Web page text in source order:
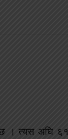
। त्यस अघि